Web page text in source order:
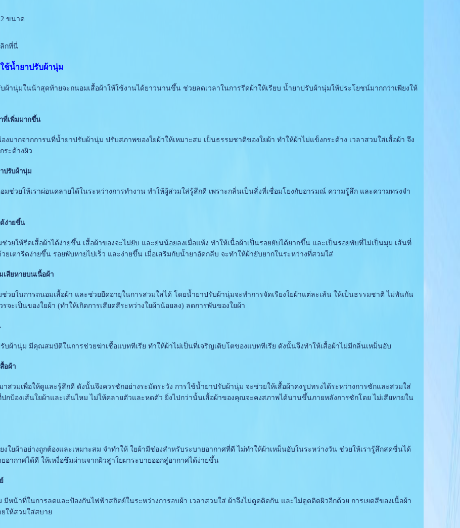
ขนาด
กที่นี่
ช้น้ำยาปรับผ้านุ่ม
านุ่มในน้าสุดท้ายจะถนอมเสื้อผ้าให้ใช้งานได้ยาวนานขึ้น ช่วยลดเวลาในการรีดผ้าให้เรียบ น้ำยาปรับผ้านุ่มให้ประโยชน์มากกว่าเพียงให้
ที่เพิ่มมากขึ้น
ากจากการนที่น้ำยาปรับผ้านุ่ม ปรับสภาพของใยผ้าให้เหมาะสม เป็นธรรมชาติของใยผ้า ทำให้ผ้าไม่แข็งกระด้าง เวลาสวมใส่เสื้อผ้า จึง
ระด้างผิว
ปรับผ้านุ่ม
ช่วยให้เราผ่อนคลายได้ในระหว่างการทำงาน ทำให้ผู้ส่วมใส่รู้สึกดี เพราะกลิ่นเป็นสิ่งที่เชื่อมโยงกับอารมณ์ ความรู้สึก และความทรงจำ
ง่ายขึ้น
ยให้รีดเสื้อผ้าได้ง่ายขึ้น เสื้อผ้าของจะไม่ยับ และย่นน้อยลงเมื่อแห้ง ทำให้เนื้อผ้าเป็นรอยยับได้ยากขึ้น และเป็นรอยพับที่ไม่เป็นมุม เส้นที่
ยเตารีดง่ายขึ้น รอยพับหายไปเร็ว และง่ายขึ้น เมื่อเสริมกับน้ำยาอัดกลีบ จะทำให้ผ้ายับยากในระหว่างที่สวมใส่
เสียหายบนเนื้อผ้า
ยในการถนอมเสื้อผ้า และช่วยยืดอายุในการสวมใส่ได้ โดยน้ำยาปรับผ้านุ่มจะทำการจัดเรียงใยผ้าแต่ละเส้น ให้เป็นธรรมชาติ ไม่พันกัน
ะเป็นของใยผ้า (ทำให้เกิดการเสียดสีระหว่างใยผ้าน้อยลง) ลดการพันของใยผ้า
านุ่ม มีคุณสมบัติในการช่วยฆ่าเชื้อแบททีเรีย ทำให้ผ้าไม่เป็นที่เจริญเติบโตของแบททีเรีย ดังนั้นจึงทำให้เสื้อผ้าไม่มีกลิ่นเหม็นอับ
อผ้า
สวมเพื่อให้ดูและรู้สึกดี ดังนั้นจึงควรซักอย่างระมัดระวัง การใช้น้ำยาปรับผ้านุ่ม จะช่วยให้เสื้อผ้าคงรูปทรงได้ระหว่างการซักและสวมใส่
กป้องเส้นใยผ้าและเส้นไหม ไม่ให้คลายตัวและหดตัว ยิ่งไปกว่านั้นเสื้อผ้าของคุณจะคงสภาพได้นานขึ้นภายหลังการซักโดย ไม่เสียหายใน
ใยผ้าอย่างถูกต้องและเหมาะสม จำทำให้ ใยผ้ามีช่องสำหรับระบายอากาศที่ดี ไม่ทำให้ผ้าเหม็นอับในระหว่างวัน ช่วยให้เรารู้สึกสดชื่นได้
อากาศได้ดี ให้เหงื่อซึมผ่านจากผิวสูาใยผาระบายออกสู่อากาศได้ง่ายขึ้น
น้าที่ในการลดและป้องกันไฟฟ้าสถิตย์ในระหว่างการอบผ้า เวลาสวมใส่ ผ้าจึงไม่ดูดติดกัน และไม่ดูดติดผิวอีกด้วย การเยดสีของเนื้อผ้า
ให้สวมใส่สบาย